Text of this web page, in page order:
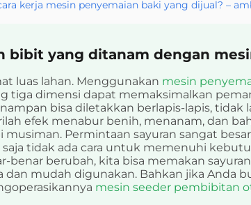
kerja mesin penyemaian baki yang dijual? –
bibit yang ditanam dengan
luas lahan. Menggunakan mesin
tiga dimensi dapat memaksimalkan
bisa diletakkan berlapis-lapis, tidak
efek menabur benih, menanam, dan
musiman. Permintaan sayuran sangat
saja tidak ada cara untuk memenuhi
benar berubah, kita bisa memakan
dan mudah digunakan. Bahkan jika Anda
mesin seeder pembibitan